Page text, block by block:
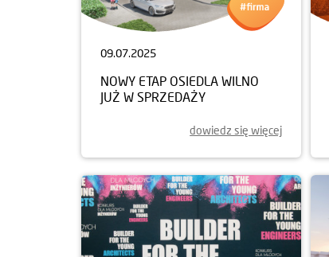
09.07.2025
NOWY ETAP OSIEDLA WILNO
JUŻ W SPRZEDAŻY
dowiedz się więcej